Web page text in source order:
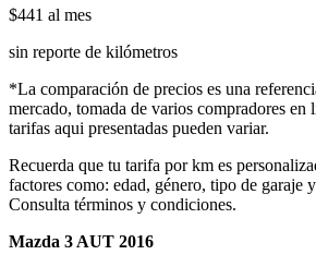
$441 al mes
sin reporte de kilómetros
*La comparación de precios es una
mercado, tomada de varios compradores en
tarifas aqui presentadas pueden variar.
Recuerda que tu tarifa por km es
factores como: edad, género, tipo de garaje
Consulta términos y condiciones.
Mazda 3 AUT 2016